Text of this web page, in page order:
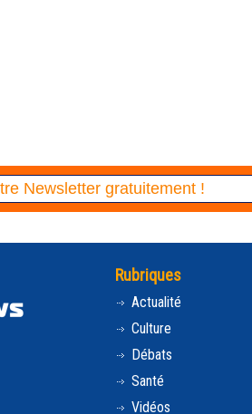
Rubriques
Actualité
Culture
Débats
Santé
Vidéos